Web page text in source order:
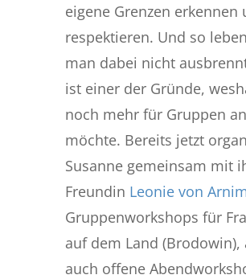
eigene Grenzen erkennen
respektieren. Und so
man dabei nicht
ist einer der Gründe,
noch mehr für Gruppen
möchte. Bereits jetzt
Susanne gemeinsam mit
Freundin Leonie von
Gruppenworkshops für
auf dem Land (Brodowin),
auch offene